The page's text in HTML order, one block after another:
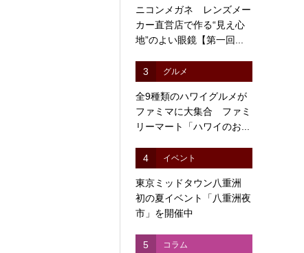
ニコンメガネ レンズメー
カー直営店で作る“見え心
地”のよい眼鏡【第一回...
3 グルメ
全9種類のハワイグルメが
ファミマに大集合 ファミ
リーマート「ハワイのお...
4 イベント
東京ミッドタウン八重洲
初の夏イベント「八重洲夜
市」を開催中
5 コラム